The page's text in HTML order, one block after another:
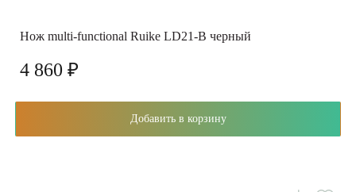
Нож multi-functional Ruike LD21-B черный
4 860 ₽
Добавить в корзину